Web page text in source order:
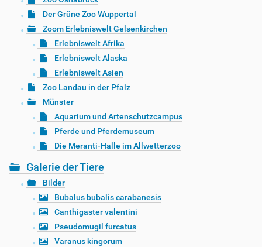
Der Grüne Zoo Wuppertal
Zoom Erlebniswelt Gelsenkirchen
Erlebniswelt Afrika
Erlebniswelt Alaska
Erlebniswelt Asien
Zoo Landau in der Pfalz
Münster
Aquarium und Artenschutzcampus
Pferde und Pferdemuseum
Die Meranti-Halle im Allwetterzoo
Galerie der Tiere
Bilder
Bubalus bubalis carabanesis
Canthigaster valentini
Pseudomugil furcatus
Varanus kingorum